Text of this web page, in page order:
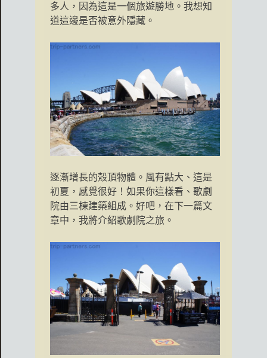
多人，因為這是一個旅遊勝地。我想知
道這邊是否被意外隱藏。
逐漸增長的殼頂物體。風有點大、這是
初夏，感覺很好！如果你這樣看、歌劇
院由三棟建築組成。好吧，在下一篇文
章中，我將介紹歌劇院之旅。